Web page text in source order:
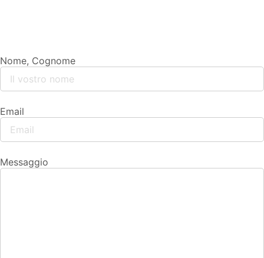
Nome, Cognome
Email
Messaggio